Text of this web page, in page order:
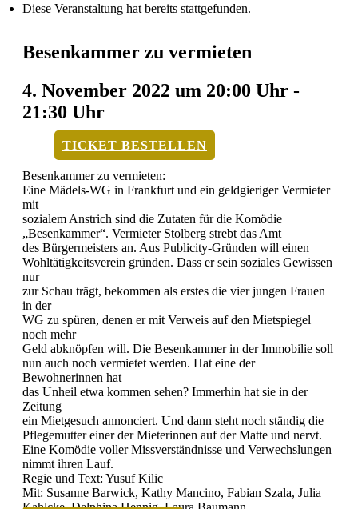
Diese Veranstaltung hat bereits stattgefunden.
Besenkammer zu vermieten
4. November 2022 um 20:00 Uhr -
21:30 Uhr
TICKET BESTELLEN
Besenkammer zu vermieten:
Eine Mädels-WG in Frankfurt und ein geldgieriger Vermieter
mit
sozialem Anstrich sind die Zutaten für die Komödie
„Besenkammer“. Vermieter Stolberg strebt das Amt
des Bürgermeisters an. Aus Publicity-Gründen will einen
Wohltätigkeitsverein gründen. Dass er sein soziales Gewissen
nur
zur Schau trägt, bekommen als erstes die vier jungen Frauen
in der
WG zu spüren, denen er mit Verweis auf den Mietspiegel
noch mehr
Geld abknöpfen will. Die Besenkammer in der Immobilie soll
nun auch noch vermietet werden. Hat eine der
Bewohnerinnen hat
das Unheil etwa kommen sehen? Immerhin hat sie in der
Zeitung
ein Mietgesuch annonciert. Und dann steht noch ständig die
Pflegemutter einer der Mieterinnen auf der Matte und nervt.
Eine Komödie voller Missverständnisse und Verwechslungen
nimmt ihren Lauf.
Regie und Text: Yusuf Kilic
Mit: Susanne Barwick, Kathy Mancino, Fabian Szala, Julia